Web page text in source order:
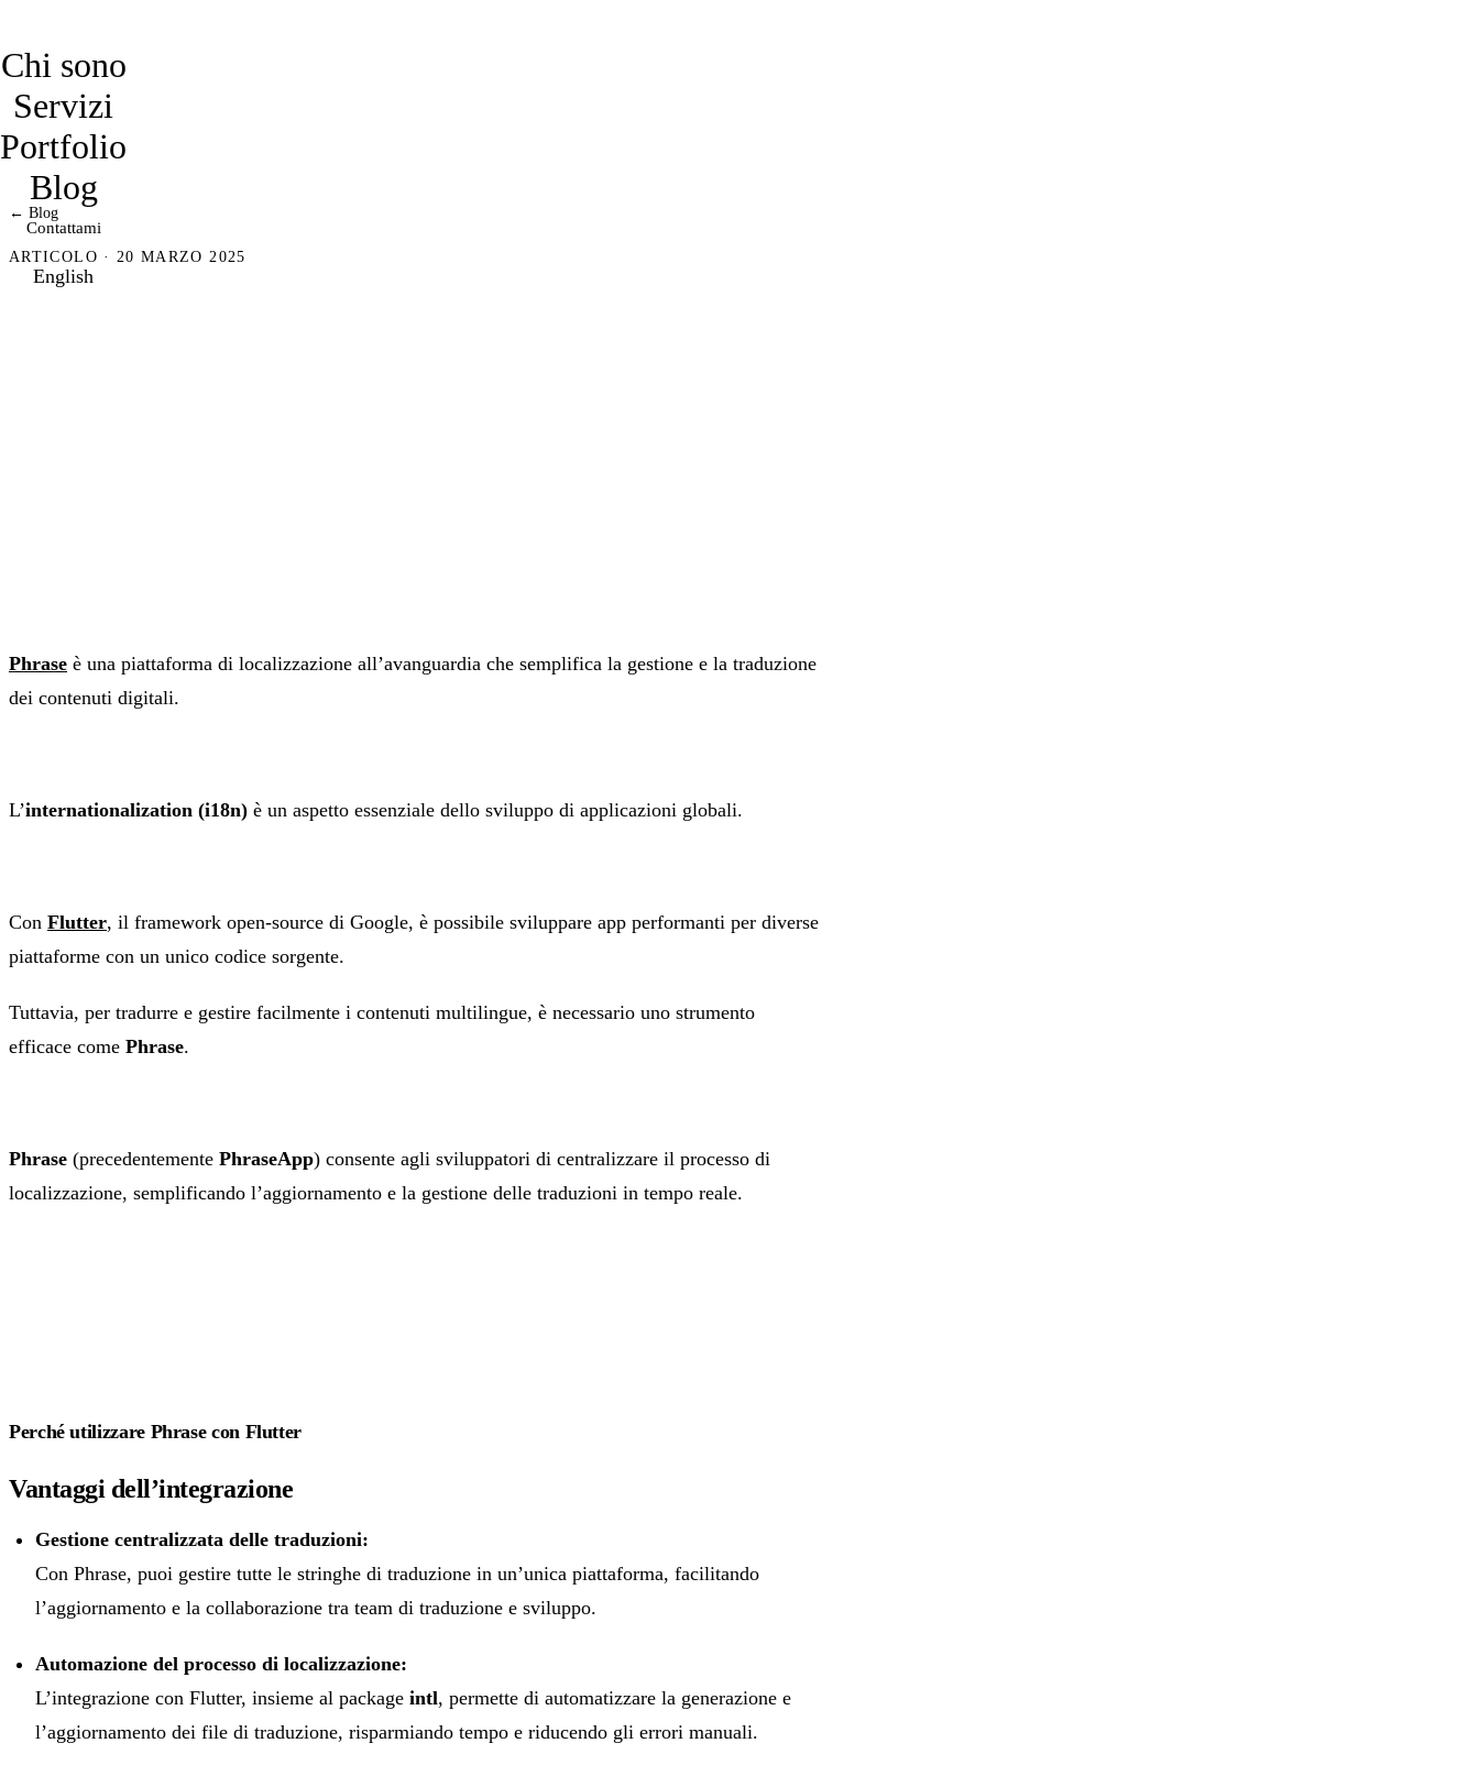
Chi sono
Servizi
Portfolio
Blog
Contattami
English
← Blog
ARTICOLO · 20 MARZO 2025
Phrase è una piattaforma di localizzazione all’avanguardia che semplifica la gestione e la traduzione
dei contenuti digitali.
L’internationalization (i18n) è un aspetto essenziale dello sviluppo di applicazioni globali.
Con Flutter, il framework open-source di Google, è possibile sviluppare app performanti per diverse
piattaforme con un unico codice sorgente.
Tuttavia, per tradurre e gestire facilmente i contenuti multilingue, è necessario uno strumento
efficace come Phrase.
Phrase (precedentemente PhraseApp) consente agli sviluppatori di centralizzare il processo di
localizzazione, semplificando l’aggiornamento e la gestione delle traduzioni in tempo reale.
Perché utilizzare Phrase con Flutter
Vantaggi dell’integrazione
Gestione centralizzata delle traduzioni:
Con Phrase, puoi gestire tutte le stringhe di traduzione in un’unica piattaforma, facilitando
l’aggiornamento e la collaborazione tra team di traduzione e sviluppo.
Automazione del processo di localizzazione:
L’integrazione con Flutter, insieme al package intl, permette di automatizzare la generazione e
l’aggiornamento dei file di traduzione, risparmiando tempo e riducendo gli errori manuali.